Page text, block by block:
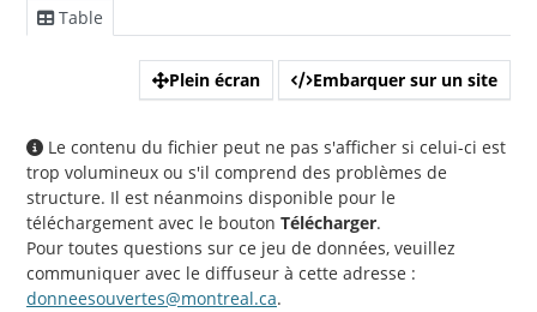
Table
Plein écran Embarquer sur un site
Le contenu du fichier peut ne pas s'afficher si celui-ci est
trop volumineux ou s'il comprend des problèmes de
structure. Il est néanmoins disponible pour le
téléchargement avec le bouton Télécharger.
Pour toutes questions sur ce jeu de données, veuillez
communiquer avec le diffuseur à cette adresse :
donneesouvertes@montreal.ca.